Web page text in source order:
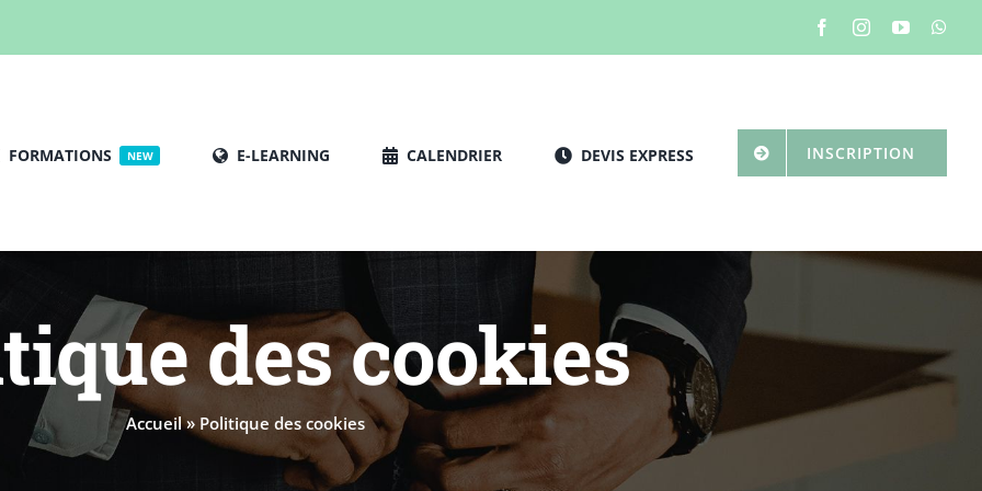
FORMATIONS NEW E-LEARNING CALENDRIER DEVIS EXPRESS INSCRIPTION
des cookies
Accueil» Politique des cookies